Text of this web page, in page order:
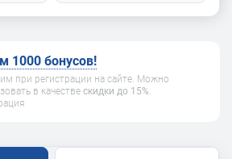
1000 бонусов!
при регистрации на сайте. Можно
в качестве скидки до 15%.